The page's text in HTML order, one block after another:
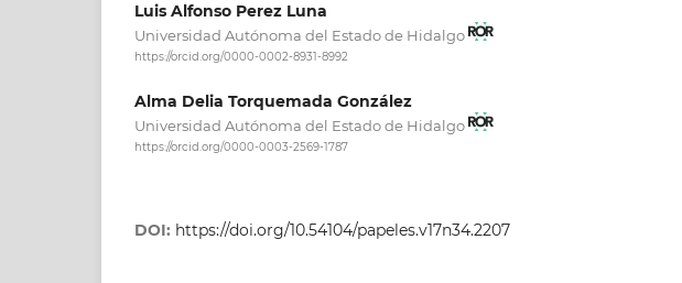
Luis Alfonso Perez Luna
Universidad Autónoma del Estado de Hidalgo
https://orcid.org/0000-0002-8931-8992
Alma Delia Torquemada González
Universidad Autónoma del Estado de Hidalgo
https://orcid.org/0000-0003-2569-1787
DOI: https://doi.org/10.54104/papeles.v17n34.2207